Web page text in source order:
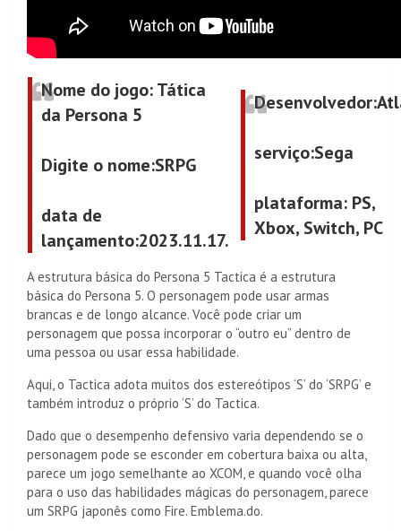
Nome do jogo: Tática
da Persona 5
Digite o nome:SRPG
data de
lançamento:2023.11.17.
Desenvolvedor
serviço:Sega
plataforma: PS,
Xbox, Switch, PC
A estrutura básica do Persona 5 Tactica é a estrutura
básica do Persona 5. O personagem pode usar armas
brancas e de longo alcance. Você pode criar um
personagem que possa incorporar o “outro eu” dentro de
uma pessoa ou usar essa habilidade.
Aqui, o Tactica adota muitos dos estereótipos ‘S’ do ‘SRPG’ e
também introduz o próprio ‘S’ do Tactica.
Dado que o desempenho defensivo varia dependendo se o
personagem pode se esconder em cobertura baixa ou alta,
parece um jogo semelhante ao XCOM, e quando você olha
para o uso das habilidades mágicas do personagem, parece
um SRPG japonês como Fire. Emblema.do.